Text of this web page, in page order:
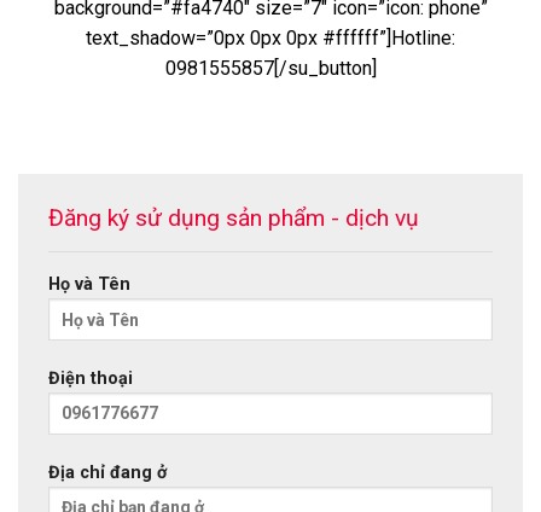
background=”#fa4740″ size=”7″ icon=”icon: phone”
text_shadow=”0px 0px 0px #ffffff”]Hotline:
0981555857[/su_button]
Đăng ký sử dụng sản phẩm - dịch vụ
Họ và Tên
Điện thoại
Địa chỉ đang ở